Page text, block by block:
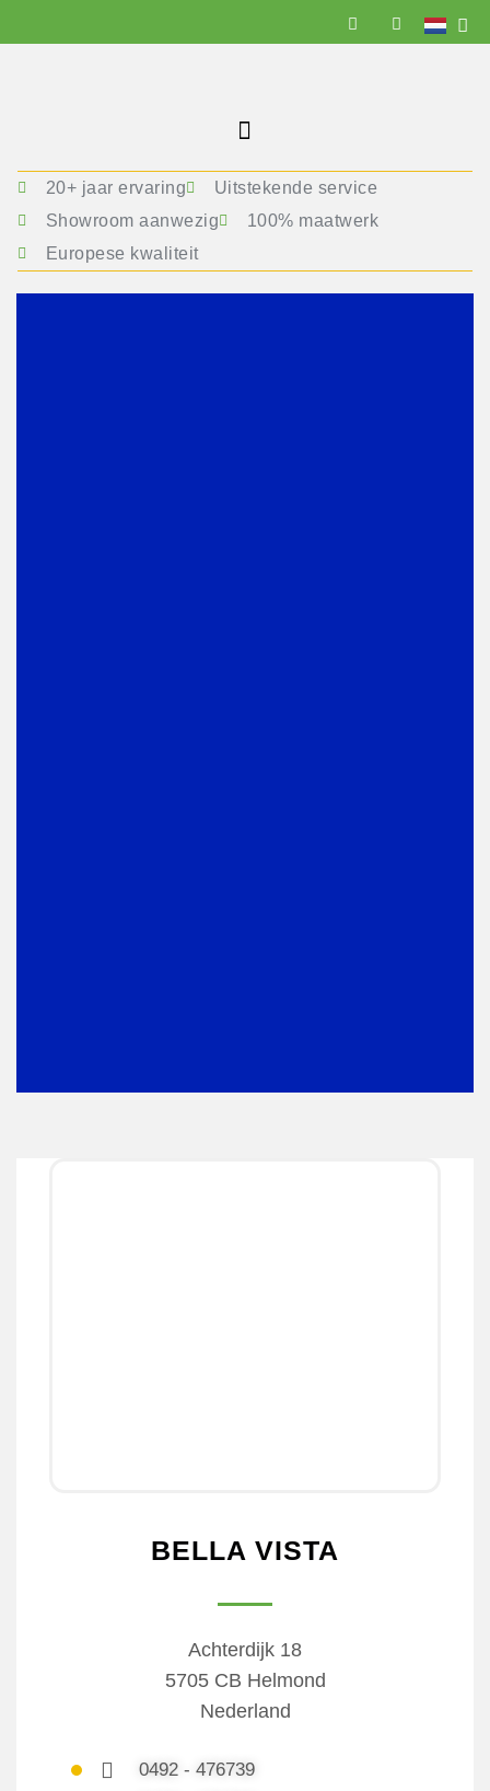
20+ jaar ervaring
Uitstekende service
Showroom aanwezig
100% maatwerk
Europese kwaliteit
BELLA VISTA
Achterdijk 18
5705 CB Helmond
Nederland
0492 - 476739